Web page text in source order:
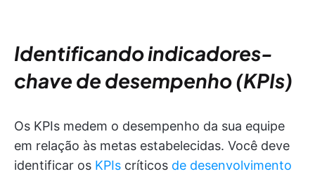
Identificando indicadores-
chave de desempenho (KPIs)
Os KPIs medem o desempenho da sua equipe
em relação às metas estabelecidas. Você deve
identificar os KPIs críticos de desenvolvimento